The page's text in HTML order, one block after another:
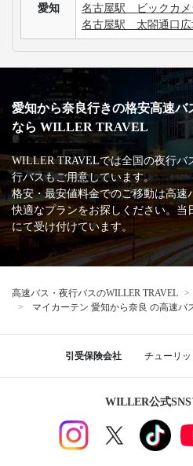
愛知
名古屋駅 ビックカメ
名古屋駅 太閤通口広
愛知から奈良行きの格安高速
なら WILLER TRAVEL
WILLER TRAVELでは全国の夜行バ
行バスもご用意しています。
格安・最安値料金でのご移動は高速
快適なプランをお探しください。当
にて受け付けています。
高速バス・夜行バスのWILLER TRAVEL
マイカーテン 愛知から奈良 の高速バ
引受保険会社 チューリ
WILLER公式